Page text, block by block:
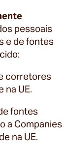
pessoais
e de fontes
corretores
na UE.
fontes
a Companies
na UE.